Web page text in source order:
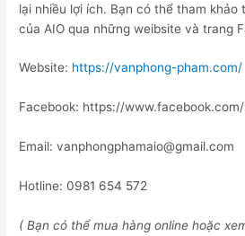
lại nhiều lợi ích. Bạn có thể tham khảo
của AIO qua những weibsite và trang
Website: https://vanphong-pham.com/
Facebook: https://
Email: vanphongphamaio@gmail.com
Hotline: 0981 654 572
( Bạn có thể mua hàng online hoặc